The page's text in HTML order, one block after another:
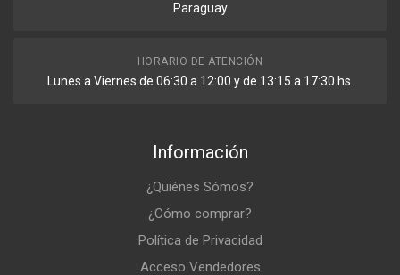
Paraguay
HORARIO DE ATENCIÓN
Lunes a Viernes de 06:30 a 12:00 y de 13:15 a 17:30 hs.
Información
¿Quiénes Sómos?
¿Cómo comprar?
Política de Privacidad
Acceso Vendedores